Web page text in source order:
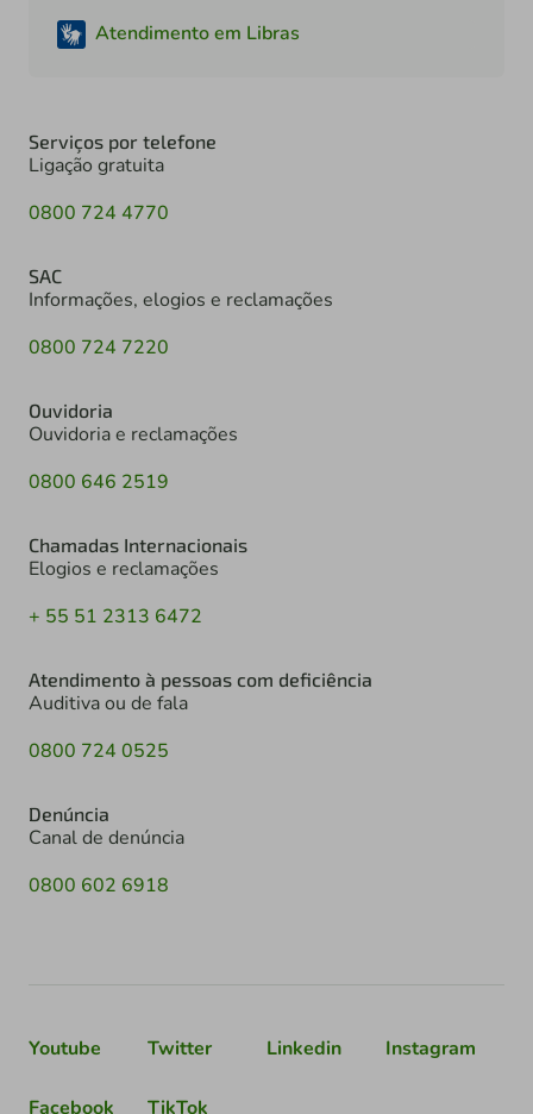
Atendimento em Libras
Serviços por telefone
Ligação gratuita
0800 724 4770
SAC
Informações, elogios e reclamações
0800 724 7220
Ouvidoria
Ouvidoria e reclamações
0800 646 2519
Chamadas Internacionais
Elogios e reclamações
+ 55 51 2313 6472
Atendimento à pessoas com deficiência
Auditiva ou de fala
0800 724 0525
Denúncia
Canal de denúncia
0800 602 6918
Youtube Twitter Linkedin Instagram
Facebook TikTok